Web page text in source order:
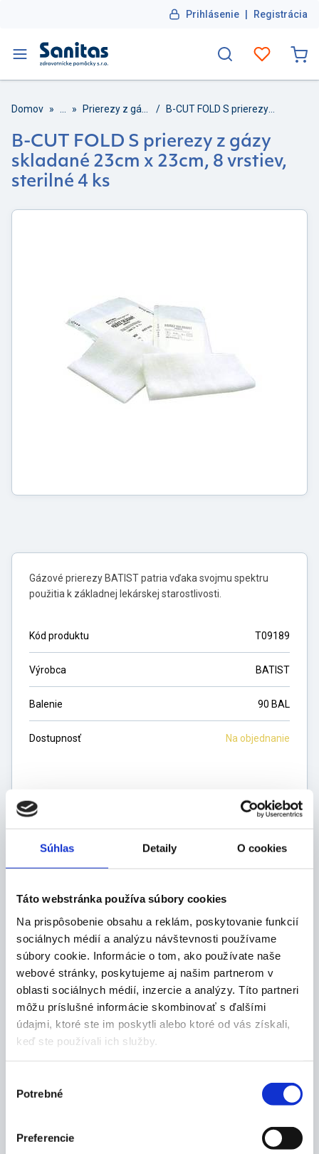
Súhlas Detaily O cookies
Táto webstránka používa súbory cookies
Na prispôsobenie obsahu a reklám, poskytovanie funkcií
sociálnych médií a analýzu návštevnosti používame
súbory cookie. Informácie o tom, ako používate naše
webové stránky, poskytujeme aj našim partnerom v
oblasti sociálnych médií, inzercie a analýzy. Títo partneri
môžu príslušné informácie skombinovať s ďalšími
údajmi, ktoré ste im poskytli alebo ktoré od vás získali,
keď ste používali ich služby.
súhlasu
Potrebné
Preferencie
Prihlásenie | Registrácia
Domov » » / B-CUT FOLD S prierezy z gázy skladané 23cm x 23cm, 8 vrstiev, sterilné 4 ks
B-CUT FOLD S prierezy z gázy
skladané 23cm x 23cm, 8 vrstiev,
sterilné 4 ks
Gázové prierezy BATIST patria vďaka svojmu spektru
použitia k základnej lekárskej starostlivosti.
Kód produktu T09189
Výrobca BATIST
Balenie 90 BAL
Dostupnosť Na objednanie
Cena na vyžiadanie
DO KOŠÍKA
Popis produktu
Vlastnosti:
prierezy z gázy skladané sú vyrobené zo 100%
skladajú sa v 4 až 16 vrstvách
spektru použitia k základnej lekárskej
starostlivosti